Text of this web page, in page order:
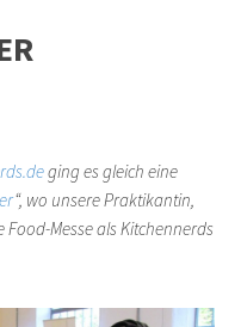
ging es gleich eine
“, wo unsere Praktikantin,
Messe als Kitchennerds